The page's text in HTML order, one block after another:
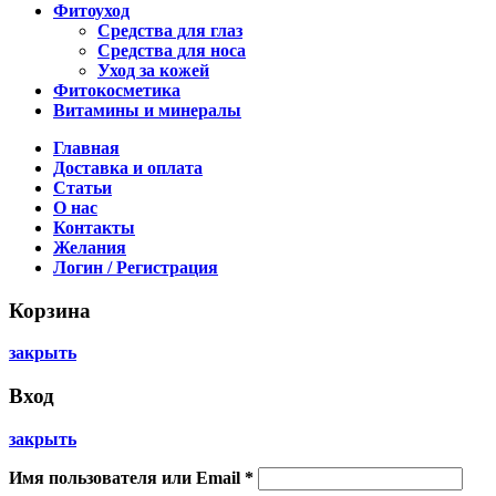
Фитоуход
Средства для глаз
Средства для носа
Уход за кожей
Фитокосметика
Витамины и минералы
Главная
Доставка и оплата
Статьи
О нас
Контакты
Желания
Логин / Регистрация
Корзина
закрыть
Вход
закрыть
Имя пользователя или Email *